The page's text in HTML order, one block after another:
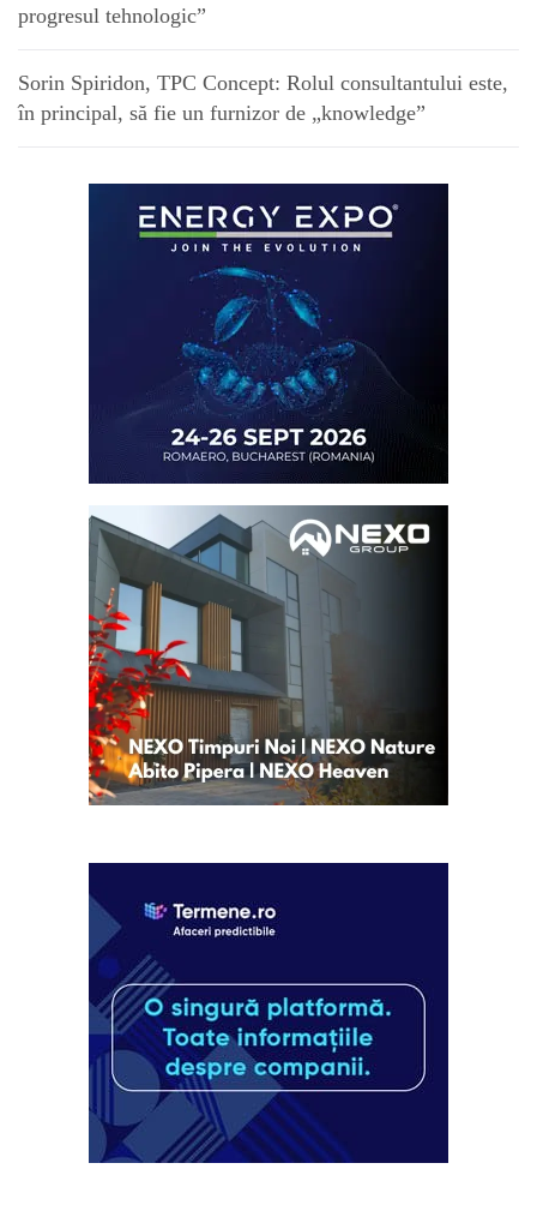
progresul tehnologic”
Sorin Spiridon, TPC Concept: Rolul consultantului este,
în principal, să fie un furnizor de „knowledge”